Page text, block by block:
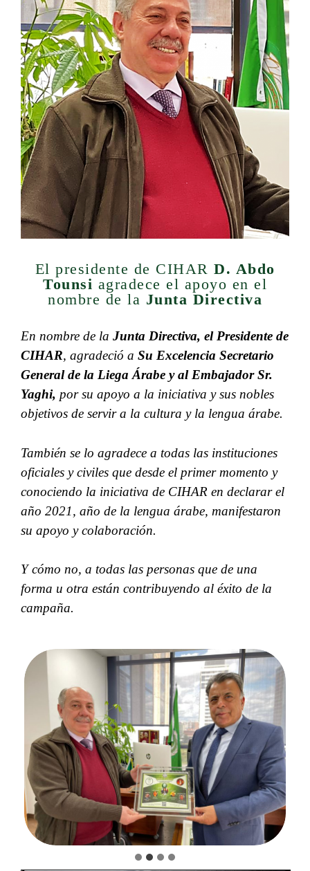
El presidente de CIHAR D. Abdo
Tounsi agradece el apoyo en el
nombre de la Junta Directiva
En nombre de la Junta Directiva, el Presidente de
CIHAR, agradeció a Su Excelencia Secretario
General de la Liega Árabe y al Embajador Sr.
Yaghi, por su apoyo a la iniciativa y sus nobles
objetivos de servir a la cultura y la lengua árabe.
También se lo agradece a todas las instituciones
oficiales y civiles que desde el primer momento y
conociendo la iniciativa de CIHAR en declarar el
año 2021, año de la lengua árabe, manifestaron
su apoyo y colaboración.
Y cómo no, a todas las personas que de una
forma u otra están contribuyendo al éxito de la
campaña.